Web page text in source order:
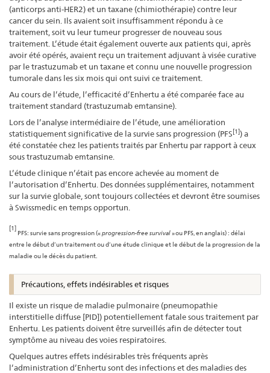
(anticorps anti-HER2) et un taxane (chimiothérapie) contre leur
cancer du sein. Ils avaient soit insuffisamment répondu à ce
traitement, soit vu leur tumeur progresser de nouveau sous
traitement. L’étude était également ouverte aux patients qui, après
avoir été opérés, avaient reçu un traitement adjuvant à visée curative
par le trastuzumab et un taxane et connu une nouvelle progression
tumorale dans les six mois qui ont suivi ce traitement.
Au cours de l’étude, l’efficacité d’Enhertu a été comparée face au
traitement standard (trastuzumab emtansine).
Lors de l’analyse intermédiaire de l’étude, une amélioration
statistiquement significative de la survie sans progression (PFS[1]) a
été constatée chez les patients traités par Enhertu par rapport à ceux
sous trastuzumab emtansine.
L’étude clinique n’était pas encore achevée au moment de
l’autorisation d’Enhertu. Des données supplémentaires, notamment
sur la survie globale, sont toujours collectées et devront être soumises
à Swissmedic en temps opportun.
[1]
PFS: survie sans progression («progression-free survival» ou PFS, en anglais) : délai
entre le début d’un traitement ou d’une étude clinique et le début de la progression de la
maladie ou le décès du patient.
Précautions, effets indésirables et risques
Il existe un risque de maladie pulmonaire (pneumopathie
interstitielle diffuse [PID]) potentiellement fatale sous traitement par
Enhertu. Les patients doivent être surveillés afin de détecter tout
symptôme au niveau des voies respiratoires.
Quelques autres effets indésirables très fréquents après
l’administration d’Enhertu sont des infections et des maladies des